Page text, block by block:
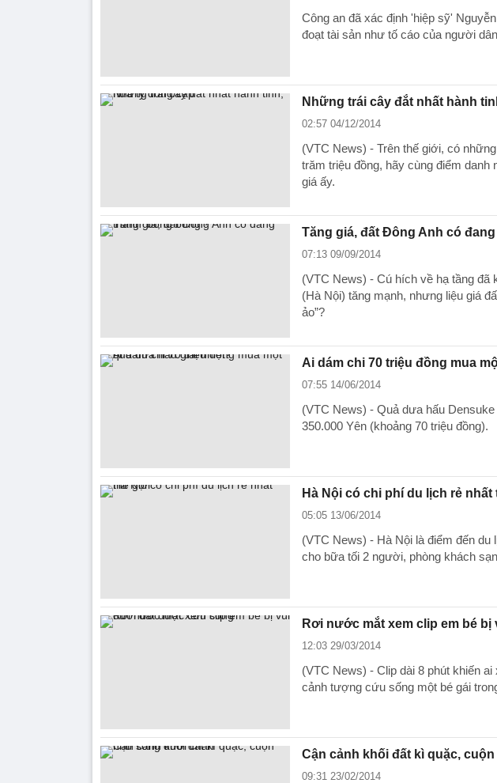
Công an đã xác định 'hiệp sỹ'
đoạt tài sản như tố cáo của người
Những trái cây đắt nhất hành
02:57 04/12/2014
(VTC News) - Trên thế giới, có
trăm triệu đồng, hãy cùng điểm
giá ấy.
Tăng giá, đất Đông Anh có
07:13 09/09/2014
(VTC News) - Cú hích về hạ tầng đã
(Hà Nội) tăng mạnh, nhưng liệu giá
ảo”?
Ai dám chi 70 triệu đồng mua
07:55 14/06/2014
(VTC News) - Quả dưa hấu
350.000 Yên (khoảng 70 triệu đồng).
Hà Nội có chi phí du lịch rẻ nhất
05:05 13/06/2014
(VTC News) - Hà Nội là điểm đến
cho bữa tối 2 người, phòng khách
Rơi nước mắt xem clip em bé
12:03 29/03/2014
(VTC News) - Clip dài 8 phút khiến
cảnh tượng cứu sống một bé gái
Cận cảnh khối đất kì quặc,
09:31 23/02/2014